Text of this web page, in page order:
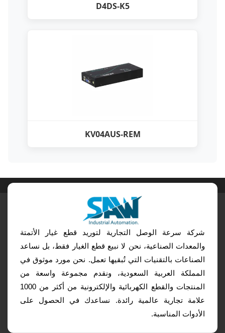
D4DS-K5
KV04AUS-REM
شركة سرعة الوصل التجارية لتوريد قطع غيار الأتمتة
والمعدات الصناعية، نحن لا نبيع قطع الغيار فقط، بل نساعد
الصناعات بالتقنيات التي تُبقيها تعمل. نحن مورد موثوق في
المملكة العربية السعودية، ونقدم مجموعة واسعة من
المنتجات والقطع الكهربائية والإلكترونية من أكثر من 1000
علامة تجارية عالمية رائدة. نساعدك في الحصول على
الأدوات المناسبة.